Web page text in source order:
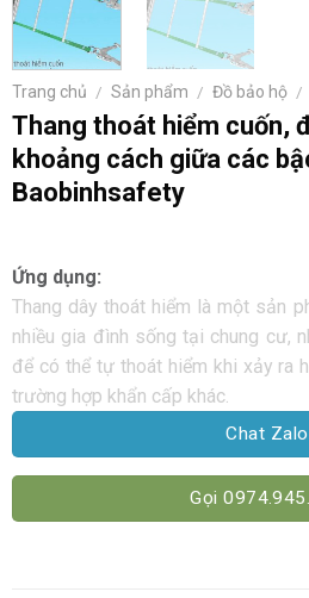
Trang chủ / Sản phẩm / Đồ bảo hộ /
Thang thoát hiểm cuốn,
khoảng cách giữa các
Baobinhsafety
Ứng dụng:
Thang dây thoát hiểm là một sản
nhiều gia đình sống tại chung cư,
để có thể tự thoát hiểm khi xảy ra
trường hợp khẩn cấp khác.
Chat Zalo
Gọi